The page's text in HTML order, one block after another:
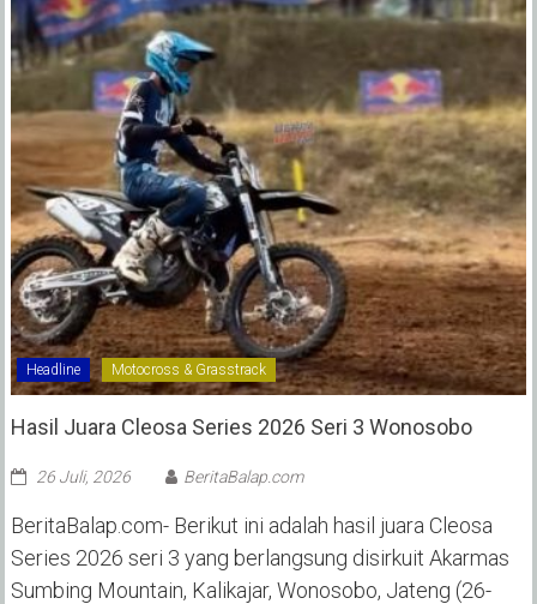
Headline Motocross & Grasstrack
Hasil Juara Cleosa Series 2026 Seri 3 Wonosobo ‎
26 Juli, 2026 BeritaBalap.com
BeritaBalap.com- Berikut ini adalah hasil juara Cleosa
Series 2026 seri 3 yang berlangsung disirkuit Akarmas
Sumbing Mountain, Kalikajar, Wonosobo, Jateng (26-